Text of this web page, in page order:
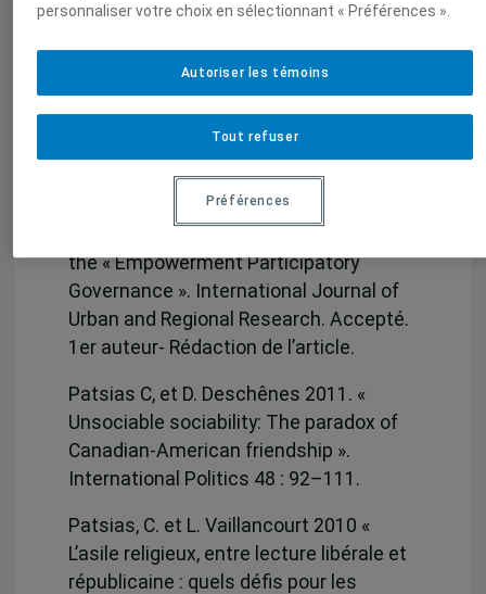
Public Sector Innovation Journal
(Special issue on democracy, edited by
Howard A. Doughty and Monica
Dowling). 19, 1, article 5.
« Participatory Democracy,
Decentralization and local Governance:
the « Empowerment Participatory
Governance ». International Journal of
Urban and Regional Research. Accepté.
1er auteur- Rédaction de l’article.
Patsias C, et D. Deschênes 2011. «
Unsociable sociability: The paradox of
Canadian-American friendship ».
International Politics 48 : 92–111.
Patsias, C. et L. Vaillancourt 2010 «
L’asile religieux, entre lecture libérale et
républicaine : quels défis pour les
personnaliser votre choix en sélectionnant « Préférences ».
Tout refuser
Autoriser les témoins
Préférences